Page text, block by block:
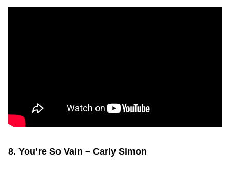
8. You’re So Vain – Carly Simon